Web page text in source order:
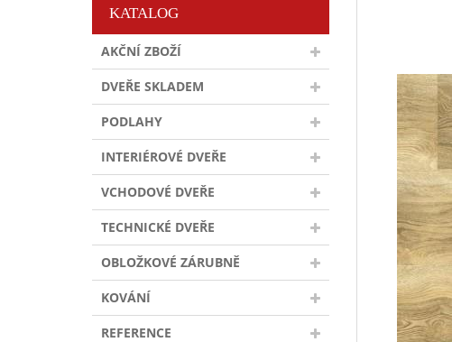
KATALOG
AKČNÍ ZBOŽÍ
DVEŘE SKLADEM
PODLAHY
INTERIÉROVÉ DVEŘE
VCHODOVÉ DVEŘE
TECHNICKÉ DVEŘE
OBLOŽKOVÉ ZÁRUBNĚ
KOVÁNÍ
REFERENCE